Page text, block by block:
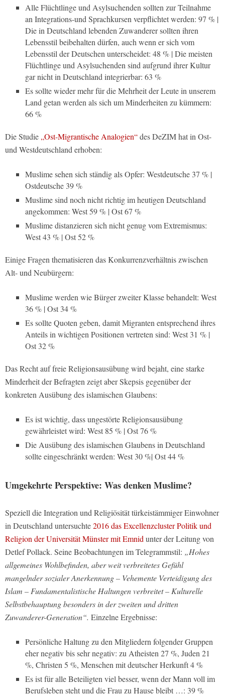
Alle Flüchtlinge und Asylsuchenden sollten zur Teilnahme
an Integrations-und Sprachkursen verpflichtet werden: 97 % |
Die in Deutschland lebenden Zuwanderer sollten ihren
Lebensstil beibehalten dürfen, auch wenn er sich vom
Lebensstil der Deutschen unterscheidet: 48 % | Die meisten
Flüchtlinge und Asylsuchenden sind aufgrund ihrer Kultur
gar nicht in Deutschland integrierbar: 63 %
Es sollte wieder mehr für die Mehrheit der Leute in unserem
Land getan werden als sich um Minderheiten zu kümmern:
66 %
Die Studie „Ost-Migrantische Analogien“des DeZIM hat in Ost-
und Westdeutschland erhoben:
Muslime sehen sich ständig als Opfer: Westdeutsche 37 % |
Ostdeutsche 39 %
Muslime sind noch nicht richtig im heutigen Deutschland
angekommen: West 59 % | Ost 67 %
Muslime distanzieren sich nicht genug vom Extremismus:
West 43 % | Ost 52 %
Einige Fragen thematisieren das Konkurrenzverhältnis zwischen
Alt- und Neubürgern:
Muslime werden wie Bürger zweiter Klasse behandelt: West
36 % | Ost 34 %
Es sollte Quoten geben, damit Migranten entsprechend ihres
Anteils in wichtigen Positionen vertreten sind: West 31 % |
Ost 32 %
Das Recht auf freie Religionsausübung wird bejaht, eine starke
Minderheit der Befragten zeigt aber Skepsis gegenüber der
konkreten Ausübung des islamischen Glaubens:
Es ist wichtig, dass ungestörte Religionsausübung
gewährleistet wird: West 85 % | Ost 76 %
Die Ausübung des islamischen Glaubens in Deutschland
sollte eingeschränkt werden: West 30 %| Ost 44 %
Umgekehrte Perspektive: Was denken Muslime?
Speziell die Integration und Religiösität türkeistämmiger Einwohner
in Deutschland untersuchte2016 das Excellenzcluster Politik und
Religion der Universität Münster mit Emnid unter der Leitung von
Detlef Pollack. Seine Beobachtungen im Telegrammstil: „Hohes
allgemeines Wohlbefinden, aber weit verbreitetes Gefühl
mangelnder sozialer Anerkennung – Vehemente Verteidigung des
Islam – Fundamentalistische Haltungen verbreitet – Kulturelle
Selbstbehauptung besonders in der zweiten und dritten
Zuwanderer-Generation“. Einzelne Ergebnisse:
Persönliche Haltung zu den Mitgliedern folgender Gruppen
eher negativ bis sehr negativ: zu Atheisten 27 %, Juden 21
%, Christen 5 %, Menschen mit deutscher Herkunft 4 %
Es ist für alle Beteiligten viel besser, wenn der Mann voll im
Berufsleben steht und die Frau zu Hause bleibt …: 39 %